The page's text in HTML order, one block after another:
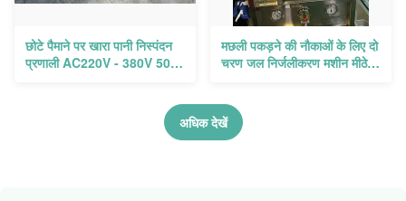
छोटे पैमाने पर खारा पानी निस्पंदन
प्रणाली AC220V - 380V 50-
मछली पकड़ने की नौकाओं के लिए दो
चरण जल निर्जलीकरण मशीन मीठे
अधिक देखें